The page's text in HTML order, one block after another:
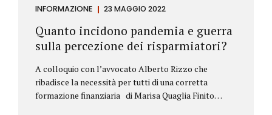
INFORMAZIONE 23 MAGGIO 2022
Quanto incidono pandemia e guerra
sulla percezione dei risparmiatori?
A colloquio con l’avvocato Alberto Rizzo che
ribadisce la necessità per tutti di una corretta
formazione finanziaria di Marisa Quaglia Finito